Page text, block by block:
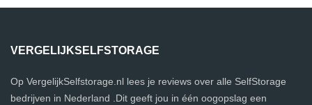
VERGELIJKSELFSTORAGE
Op VergelijkSelfstorage.nl lees je reviews over alle SelfStorage
bedrijven in Nederland .Dit geeft jou in één oogopslag een